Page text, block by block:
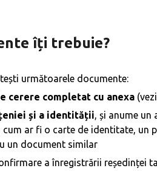
îți trebuie?
următoarele documente:
cerere completat cu anexa
și a identității, și anume
ar fi o carte de identitate, un
un document similar
a înregistrării reședinței